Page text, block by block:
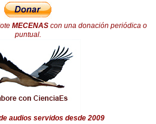
MECENAScon una donación periódica o
puntual.
audios servidos desde 2009